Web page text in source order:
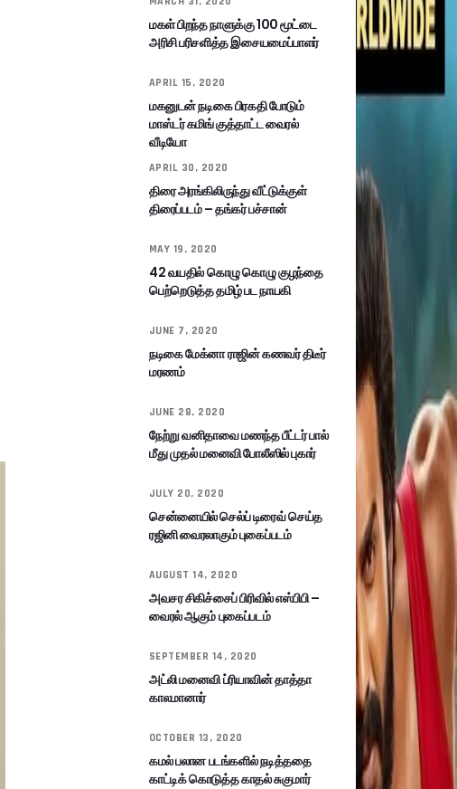
மகள் பிறந்த நாளுக்கு 100 மூட்டை
அரிசி பரிசளித்த இசையமைப்பாளர்
APRIL 15, 2020
மகனுடன் நடிகை பிரகதி போடும்
மாஸ்டர் கமிங் குத்தாட்ட வைரல்
வீடியோ
APRIL 30, 2020
திரை அரங்கிலிருந்து வீட்டுக்குள்
திரைப்படம் – தங்கர் பச்சான்
MAY 19, 2020
42 வயதில் கொழு கொழு குழந்தை
பெற்றெடுத்த தமிழ் பட நாயகி
JUNE 7, 2020
நடிகை மேக்னா ராஜின் கணவர் திடீர்
மரணம்
JUNE 28, 2020
நேற்று வனிதாவை மணந்த பீட்டர் பால்
மீது முதல் மனைவி போலீஸில் புகார்
JULY 20, 2020
சென்னையில் செல்ப் டிரைவ் செய்த
ரஜினி வைரலாகும் புகைப்படம்
AUGUST 14, 2020
அவசர சிகிச்சைப் பிரிவில் எஸ்பிபி –
வைரல் ஆகும் புகைப்படம்
SEPTEMBER 14, 2020
அட்லி மனைவி ப்ரியாவின் தாத்தா
காலமானார்
OCTOBER 13, 2020
கமல் பலான படங்களில் நடித்ததை
காட்டிக் கொடுத்த காதல் சுகுமார்